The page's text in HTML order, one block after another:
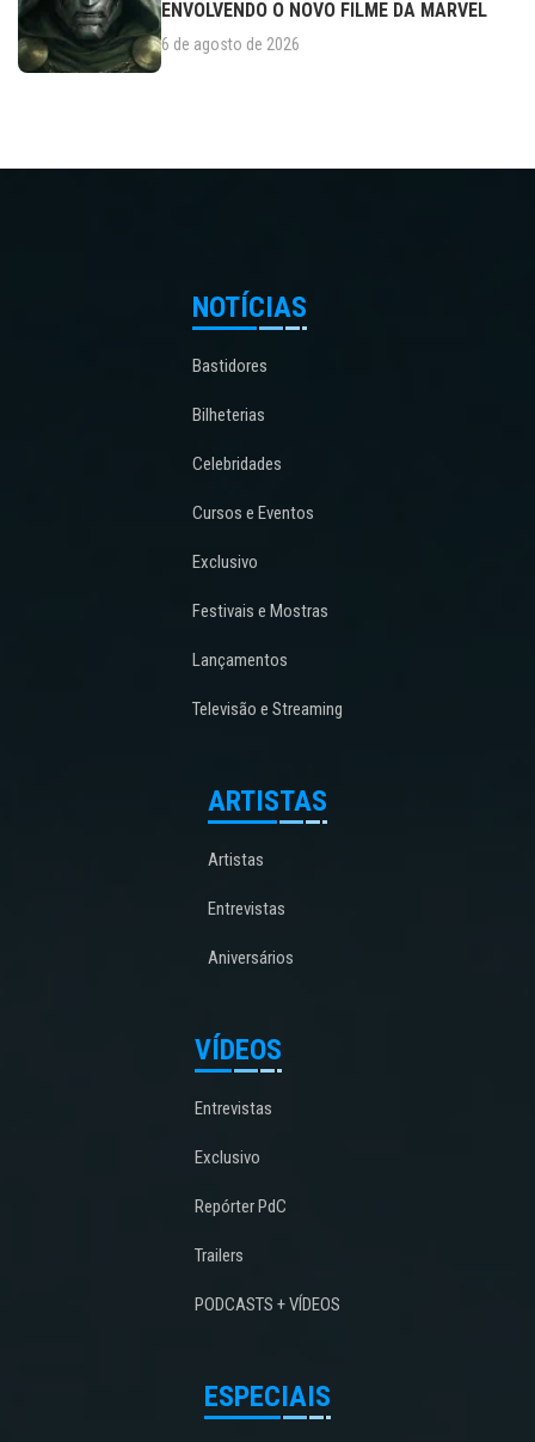
ENVOLVENDO O NOVO FILME DA MARVEL
6 de agosto de 2026
NOTÍCIAS
Bastidores
Bilheterias
Celebridades
Cursos e Eventos
Exclusivo
Festivais e Mostras
Lançamentos
Televisão e Streaming
ARTISTAS
Artistas
Entrevistas
Aniversários
VÍDEOS
Entrevistas
Exclusivo
Repórter PdC
Trailers
PODCASTS + VÍDEOS
ESPECIAIS